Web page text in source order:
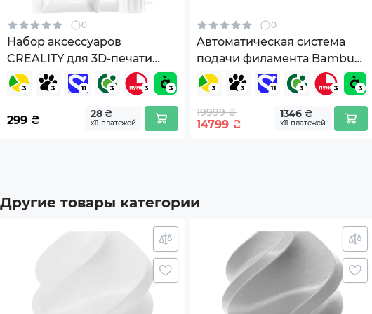
0
Набор аксессуаров
CREALITY для 3D-печати
(4007010193)
299 ₴ 28 ₴
х11 платежей
0
Автоматическая система
подачи филамента Bambu
Lab AMS 2 Pro (SA007)
19999 ₴
14799 ₴
1346 ₴
х11 платежей
Другие товары категории